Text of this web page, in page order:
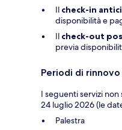
Il check-in
disponibilità e
Il check-out
previa
Periodi di rinnovo
I seguenti servizi
24 luglio 2026 (le
Palestra